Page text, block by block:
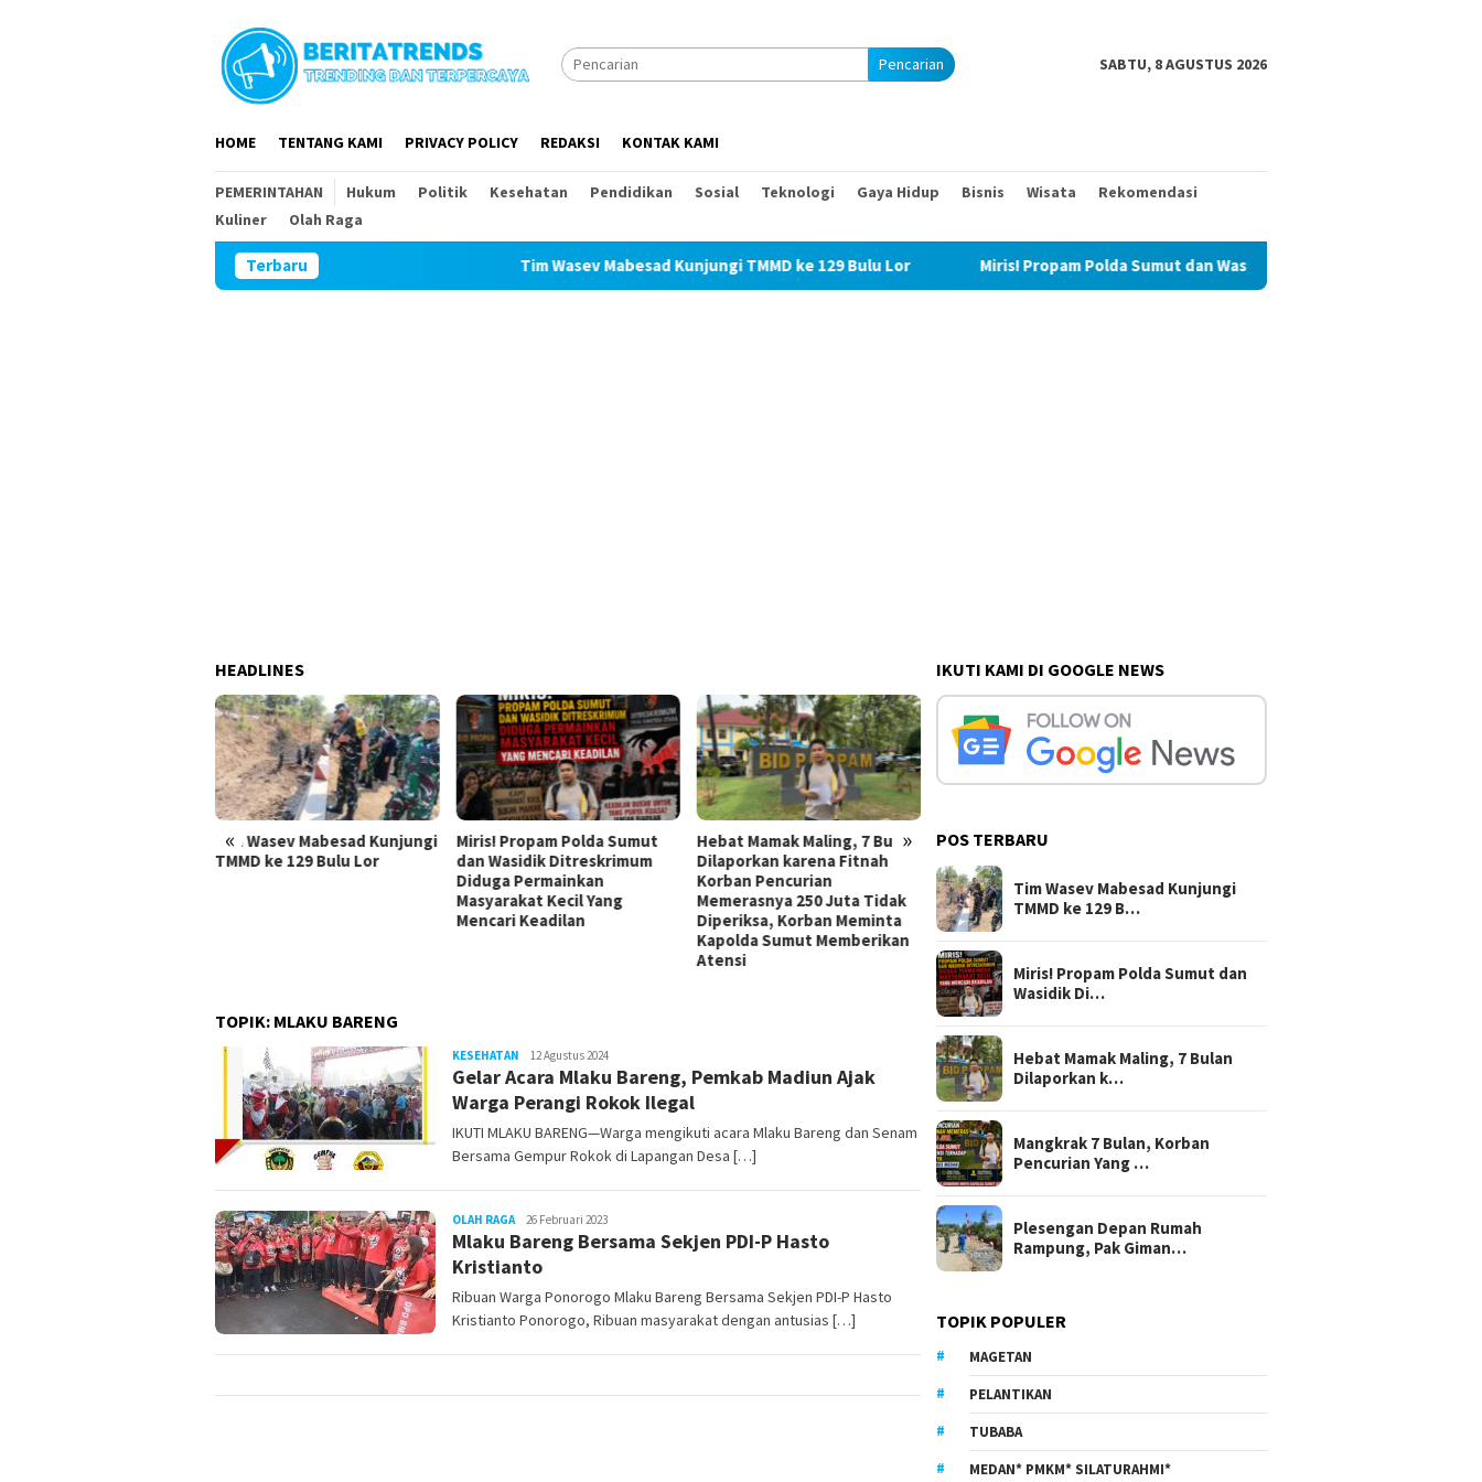
Pencarian SABTU, 8 AGUSTUS 2026
HOME TENTANG KAMI PRIVACY POLICY REDAKSI KONTAK KAMI
PEMERINTAHAN Hukum Politik Kesehatan Pendidikan Sosial Teknologi Gaya Hidup Bisnis Wisata
Rekomendasi
Kuliner
Olah Raga
Terbaru Tim Wasev Mabesad Kunjungi TMMD ke 129 Bulu Lor Miris! Propam Polda Sumut dan Wasidik Ditreskrimum Diduga
HEADLINES
« »
Tim Wasev Mabesad Kunjungi
TMMD ke 129 Bulu Lor
Miris! Propam Polda Sumut
dan Wasidik Ditreskrimum
Diduga Permainkan
Masyarakat Kecil Yang
Mencari Keadilan
Hebat Mamak Maling, 7 Bulan
Dilaporkan karena Fitnah
Korban Pencurian
Memerasnya 250 Juta Tidak
Diperiksa, Korban Meminta
Kapolda Sumut Memberikan
Mangkrak 7 Bulan, Korban
Pencurian Yang Difitnah
Memeras Maling Rp250 Juta
Minta Kapolda Sumut Atensi
Laporannya
Khawatir Ada Longsor Lagi
TOPIK: MLAKU BARENG
KESEHATAN LilikAbdi
12 Agustus 2024
Gelar Acara Mlaku Bareng, Pemkab Madiun Ajak
Warga Perangi Rokok Ilegal
IKUTI MLAKU BARENG—Warga mengikuti acara Mlaku Bareng dan Senam
Bersama Gempur Rokok di Lapangan Desa […]
OLAH RAGALilikAbdi
26 Februari 2023
Mlaku Bareng Bersama Sekjen PDI-P Hasto
Kristianto
Ribuan Warga Ponorogo Mlaku Bareng Bersama Sekjen PDI-P Hasto
Kristianto Ponorogo, Ribuan masyarakat dengan antusias […]
IKUTI KAMI DI GOOGLE NEWS
POS TERBARU
Tim Wasev Mabesad Kunjungi
TMMD ke 129 B…
Miris! Propam Polda Sumut dan
Wasidik Di…
Hebat Mamak Maling, 7 Bulan
Dilaporkan k…
Mangkrak 7 Bulan, Korban
Pencurian Yang …
Plesengan Depan Rumah
Rampung, Pak Giman…
TOPIK POPULER
MAGETAN
PELANTIKAN
TUBABA
MEDAN* PMKM* SILATURAHMI*